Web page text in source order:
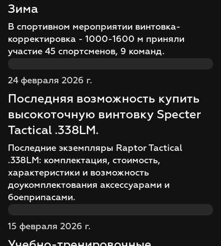
Зима
В спортивном мероприятии винтовка-
корректировка - 1000-1600 м приняли
участие 45 спортсменов, 9 команд.
24 февраля 2026 г.
Последняя возможность купить
высокоточную винтовку Specter
Tactical .338LM.
Последние экземпляры Raptor Tactical
.338LM: комплектация, стоимость,
характеристики и возможность
доукомплектования аксессуарами и
боеприпасами.
15 февраля 2026 г.